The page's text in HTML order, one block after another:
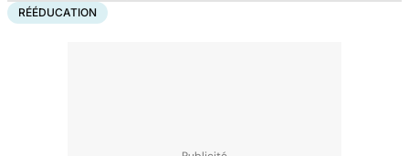
RÉÉDUCATION